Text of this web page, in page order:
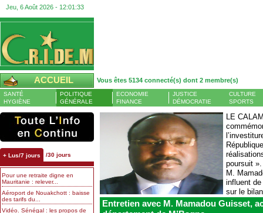
Jeu, 6 Août 2026 - 12:01:34
ACCUEIL Vous êtes 5134 connecté(s) dont 2 membre(s)
SANTÉ
HYGIÈNE
POLITIQUE
GÉNÉRALE
ECONOMIE
FINANCE
JUSTICE
DÉMOCRATIE
CULTURE
SPORTS
+ Lus/7 jours /30 jours
Pour une retraite digne en
Mauritanie : relever...
Aéroport de Nouakchott : baisse
des tarifs du...
Vidéo. Sénégal : les propos de
LE
poursuit
M.
influent de
sur le
réformes
Entretien avec M. Mamadou Guisset,
: production en légère hausse sur la plus grande
d’or de Mauritanie à mi-2026
AGENCE ECOFIN - Aux côtés
du minerai de fer, l’or constitue
le principal produit minier
exploité en Mauritanie. Une
filière encore largement portée
par la mine d’or Tasiast, l’une
des plus grandes
Banque centrale : le
atteint 13 % et
l’année, contre...